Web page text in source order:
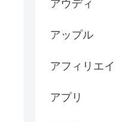
アウディ
アップル
アフィリエ
アプリ